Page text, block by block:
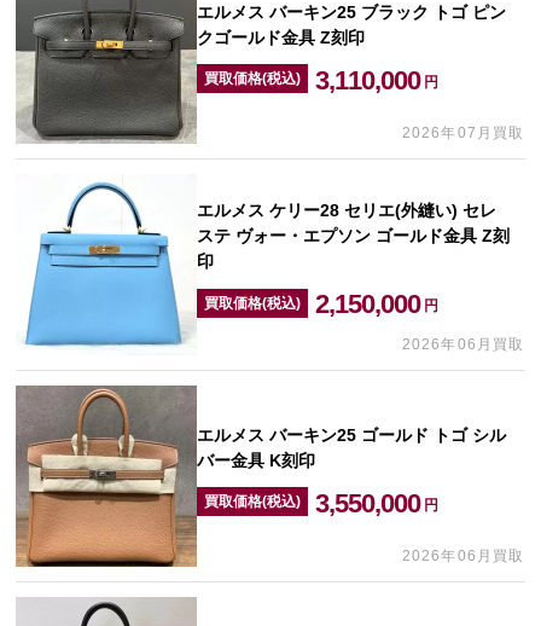
エルメス バーキン25 ブラック トゴ ピン
クゴールド金具 Z刻印
買取価格(税込) 3,110,000 円
2026年07月買取
エルメス ケリー28 セリエ(外縫い) セレ
ステ ヴォー・エプソン ゴールド金具 Z刻
印
買取価格(税込) 2,150,000 円
2026年06月買取
エルメス バーキン25 ゴールド トゴ シル
バー金具 K刻印
買取価格(税込) 3,550,000 円
2026年06月買取